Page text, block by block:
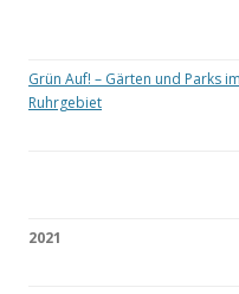
Grün Auf! – Gärten und Parks im
Ruhrgebiet
2021